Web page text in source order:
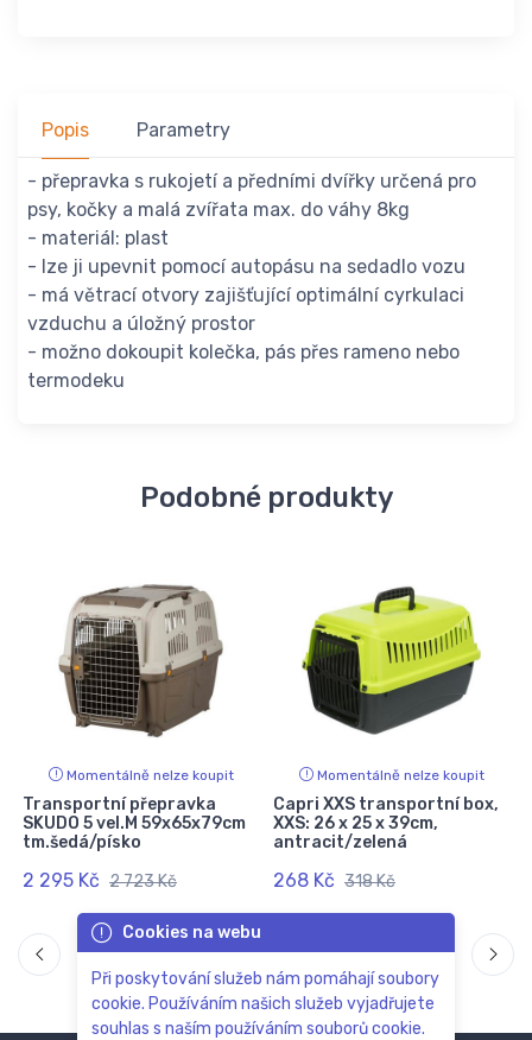
Popis Parametry
- přepravka s rukojetí a předními dvířky určená pro
psy, kočky a malá zvířata max. do váhy 8kg
- materiál: plast
- lze ji upevnit pomocí autopásu na sedadlo vozu
- má větrací otvory zajišťující optimální cyrkulaci
vzduchu a úložný prostor
- možno dokoupit kolečka, pás přes rameno nebo
termodeku
Podobné produkty
Momentálně nelze koupit
Transportní přepravka
SKUDO 5 vel.M 59x65x79cm
tm.šedá/písko
2 295 Kč 2 723 Kč
Momentálně nelze koupit
Capri XXS transportní box,
XXS: 26 x 25 x 39cm,
antracit/zelená
268 Kč 318 Kč
Cookies na webu
Při poskytování služeb nám pomáhají soubory
cookie. Používáním našich služeb vyjadřujete
souhlas s naším používáním souborů cookie.